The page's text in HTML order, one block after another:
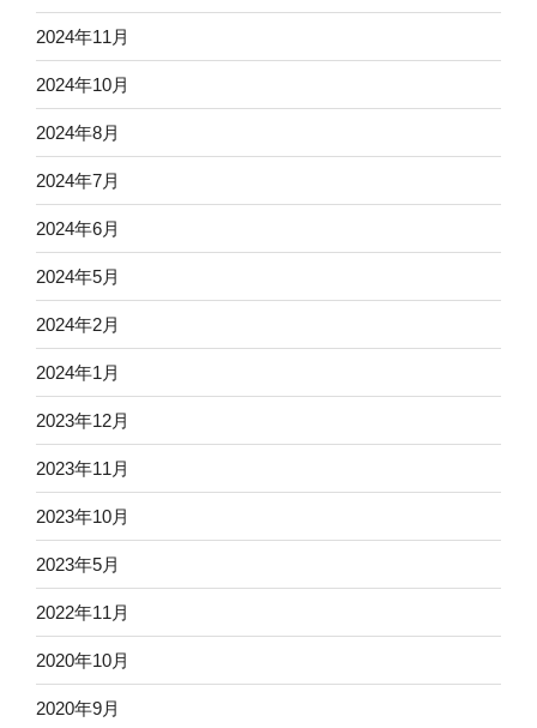
2024年11月
2024年10月
2024年8月
2024年7月
2024年6月
2024年5月
2024年2月
2024年1月
2023年12月
2023年11月
2023年10月
2023年5月
2022年11月
2020年10月
2020年9月